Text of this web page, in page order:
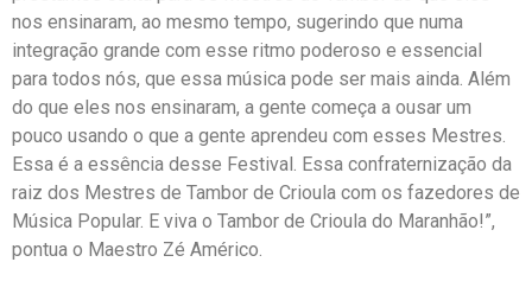
nos ensinaram, ao mesmo tempo, sugerindo que numa
integração grande com esse ritmo poderoso e essencial
para todos nós, que essa música pode ser mais ainda. Além
do que eles nos ensinaram, a gente começa a ousar um
pouco usando o que a gente aprendeu com esses Mestres.
Essa é a essência desse Festival. Essa confraternização da
raiz dos Mestres de Tambor de Crioula com os fazedores de
Música Popular. E viva o Tambor de Crioula do Maranhão!”,
pontua o Maestro Zé Américo.